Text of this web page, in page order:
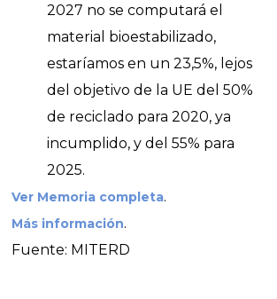
2027 no se computará el
material bioestabilizado,
estaríamos en un 23,5%, lejos
del objetivo de la UE del 50%
de reciclado para 2020, ya
incumplido, y del 55% para
2025.
Ver Memoria completa.
Más información.
Fuente: MITERD